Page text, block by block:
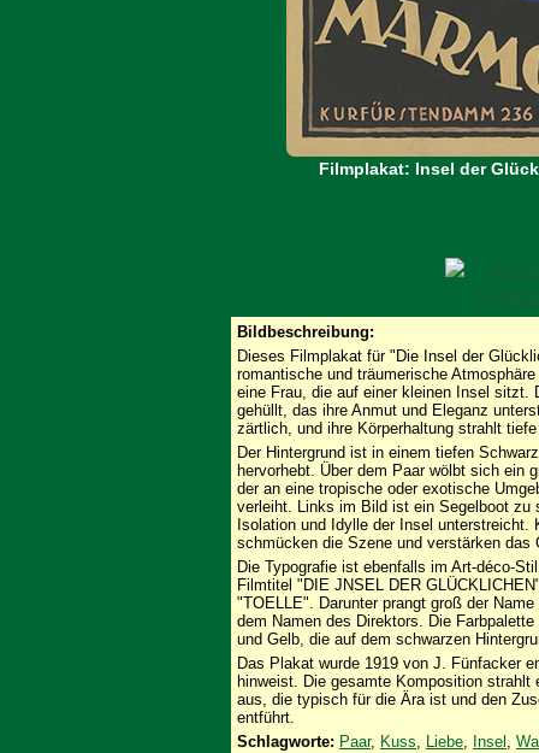
Filmplakat: Insel der
Bildbeschreibung:
Dieses Filmplakat für "Die Insel der
romantische und träumerische
eine Frau, die auf einer kleinen Insel sitzt.
gehüllt, das ihre Anmut und Eleganz
zärtlich, und ihre Körperhaltung strahlt
Der Hintergrund ist in einem tiefen
hervorhebt. Über dem Paar wölbt sich ein
der an eine tropische oder exotische
verleiht. Links im Bild ist ein Segelboot zu
Isolation und Idylle der Insel
schmücken die Szene und verstärken das
Die Typografie ist ebenfalls im Art-déco-
Filmtitel "DIE JNSEL DER
"TOELLE". Darunter prangt groß der
dem Namen des Direktors. Die
und Gelb, die auf dem schwarzen
Das Plakat wurde 1919 von J. Fünfacker
hinweist. Die gesamte Komposition
aus, die typisch für die Ära ist und den
entführt.
Schlagworte: Paar, Kuss, Liebe, Insel ,